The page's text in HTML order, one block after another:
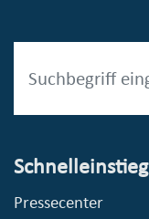
Schnelleinstieg
Pressecenter